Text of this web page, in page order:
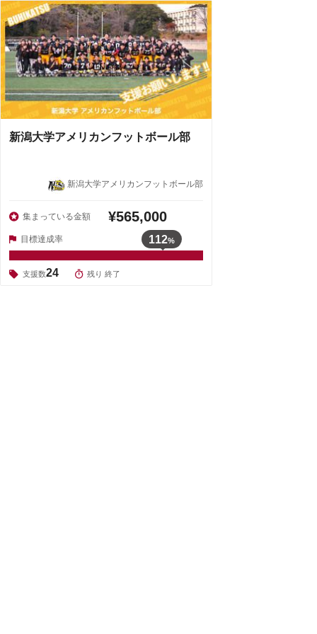
新潟大学アメリカンフットボール部
新潟大学アメリカンフットボール部
集まっている金額 ¥565,000
目標達成率 112%
支援数24 残り 終了